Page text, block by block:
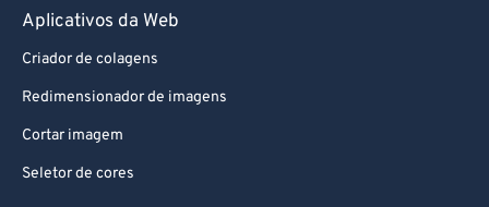
Aplicativos da Web
Criador de colagens
Redimensionador de imagens
Cortar imagem
Seletor de cores